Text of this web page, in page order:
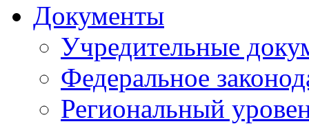
Документы
Учредительные
Федеральное
Региональный